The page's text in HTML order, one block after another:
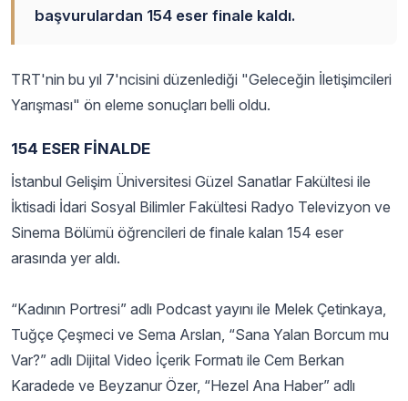
başvurulardan 154 eser finale kaldı.
TRT'nin bu yıl 7'ncisini düzenlediği "Geleceğin İletişimcileri
Yarışması" ön eleme sonuçları belli oldu.
154 ESER FİNALDE
İstanbul Gelişim Üniversitesi Güzel Sanatlar Fakültesi ile
İktisadi İdari Sosyal Bilimler Fakültesi Radyo Televizyon ve
Sinema Bölümü öğrencileri de finale kalan 154 eser
arasında yer aldı.
“Kadının Portresi” adlı Podcast yayını ile Melek Çetinkaya,
Tuğçe Çeşmeci ve Sema Arslan, “Sana Yalan Borcum mu
Var?” adlı Dijital Video İçerik Formatı ile Cem Berkan
Karadede ve Beyzanur Özer, “Hezel Ana Haber” adlı